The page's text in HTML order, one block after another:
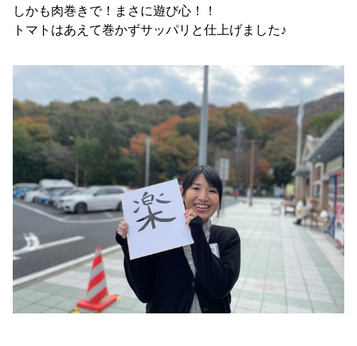
しかも肉巻きで！まさに遊び心！！
トマトはあえて巻かずサッパリと仕上げました♪